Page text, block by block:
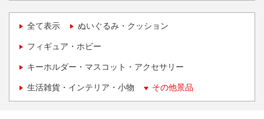
全て表示 ぬいぐるみ・クッション
フィギュア・ホビー
キーホルダー・マスコット・アクセサリー
生活雑貨・インテリア・小物 その他景品